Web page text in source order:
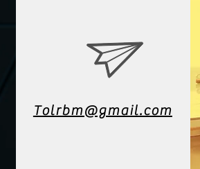
Tolrbm@gmail.com